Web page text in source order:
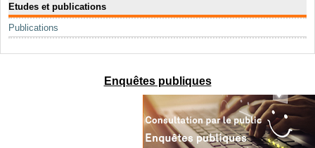
Permis d'urbanisme
Cartographie
Etudes et publications
Etudes et publications
Publications
Enquêtes publiques